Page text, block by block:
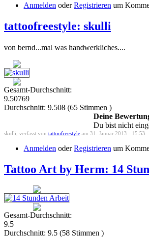
Anmelden oderRegistrieren um
tattoofreestyle: skulli
von bernd...mal was handwerkliches....
Gesamt-Durchschnitt:
9.50769
Durchschnitt: 9.508 (65 Stimmen )
Deine
Du bist nicht
skulli, verfasst von tattoofreestyle am 31. Januar 2013 - 15:53.
Anmelden oderRegistrieren um
Tattoo Art by Herm: 14
Gesamt-Durchschnitt:
9.5
Durchschnitt: 9.5 (58 Stimmen )